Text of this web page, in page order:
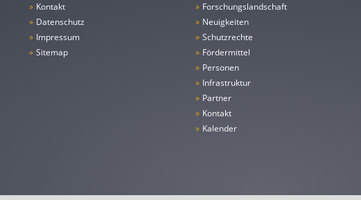
» Kontakt
» Datenschutz
» Impressum
» Sitemap
» Forschungs­landschaft
» Neuigkeiten
» Schutzrechte
» Fördermittel
» Personen
» Infrastruktur
» Partner
» Kontakt
» Kalender